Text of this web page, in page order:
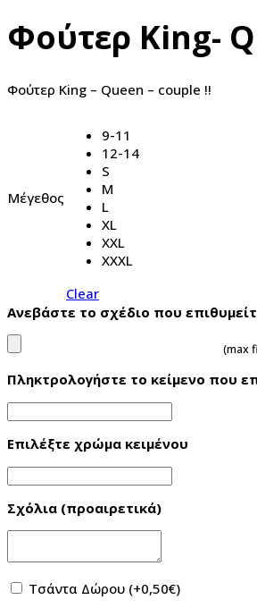
Φούτερ King-
Φούτερ King – Queen – couple !!
Μέγεθος
9-11
12-14
S
M
L
XL
XXL
XXXL
Clear
Ανεβάστε το σχέδιο που
(max
Πληκτρολογήστε το κείμενο που
Επιλέξτε χρώμα κειμένου
Σχόλια (προαιρετικά)
Τσάντα Δώρου (+0,50€)